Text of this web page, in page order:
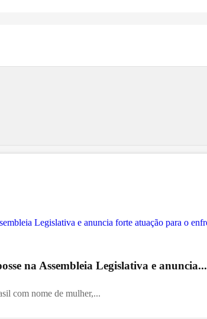
na Assembleia Legislativa e anuncia...
com nome de mulher,...